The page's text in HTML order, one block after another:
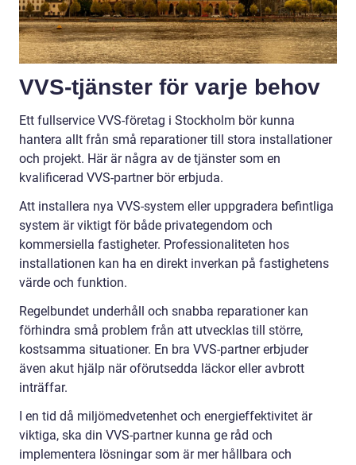
VVS-tjänster för varje behov
Ett fullservice VVS-företag i Stockholm bör kunna
hantera allt från små reparationer till stora installationer
och projekt. Här är några av de tjänster som en
kvalificerad VVS-partner bör erbjuda.
Att installera nya VVS-system eller uppgradera befintliga
system är viktigt för både privategendom och
kommersiella fastigheter. Professionaliteten hos
installationen kan ha en direkt inverkan på fastighetens
värde och funktion.
Regelbundet underhåll och snabba reparationer kan
förhindra små problem från att utvecklas till större,
kostsamma situationer. En bra VVS-partner erbjuder
även akut hjälp när oförutsedda läckor eller avbrott
inträffar.
I en tid då miljömedvetenhet och energieffektivitet är
viktiga, ska din VVS-partner kunna ge råd och
implementera lösningar som är mer hållbara och